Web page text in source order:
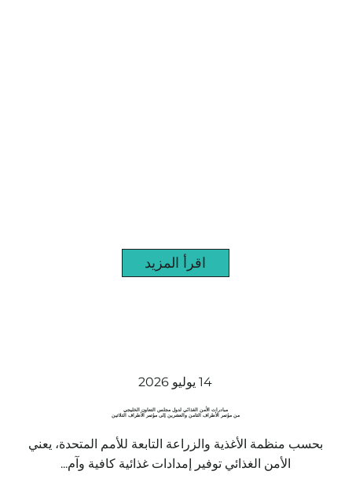
اقرأ المزيد
14 يوليو 2026
مبادرات الأمن الغذائي لدول مجلس التعاون الخليجي
من مؤتمر الأطراف الثامن والعشرين إلى مؤتمر الأطراف الثلاثين
بحسب منظمة الأغذية والزراعة التابعة للأمم المتحدة، يعني
الأمن الغذائي توفير إمدادات غذائية كافية وآم...